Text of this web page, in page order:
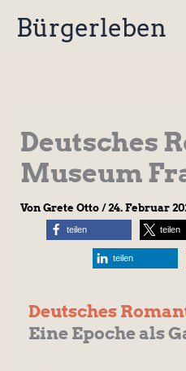
InhaltBürgerleben
Deutsches
Museum
Von Grete Otto /24. Februar
teilen teilen
teilen
Deutsches
Eine Epoche als